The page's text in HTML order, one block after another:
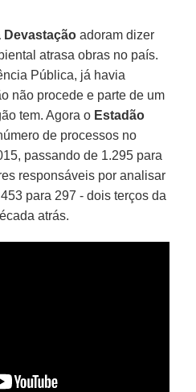
Devastação adoram dizer
atrasa obras no país.
Pública, já havia
não procede e parte de um
tem. Agora o Estadão
de processos no
passando de 1.295 para
responsáveis por analisar
para 297 - dois terços da
atrás.